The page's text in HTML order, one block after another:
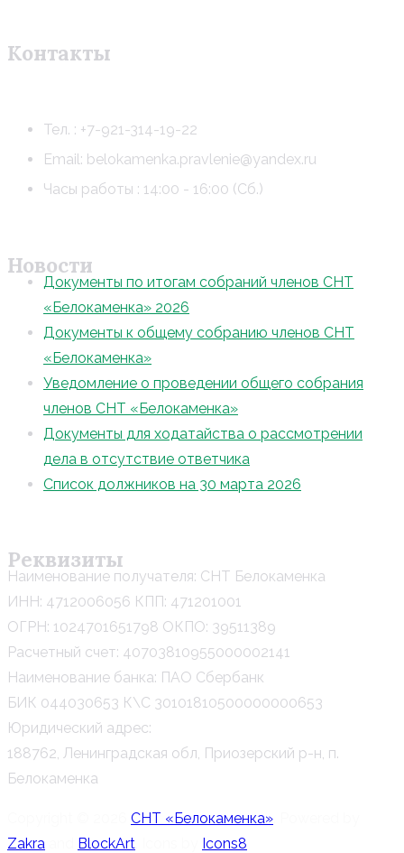
Контакты
Тел. : +7-921-314-19-22
Email: belokamenka.pravlenie@yandex.ru
Часы работы : 14:00 - 16:00 (Сб.)
Новости
Документы по итогам собраний членов СНТ
«Белокаменка» 2026
Документы к общему собранию членов СНТ
«Белокаменка»
Уведомление о проведении общего собрания
членов СНТ «Белокаменка»
Документы для ходатайства о рассмотрении
дела в отсутствие ответчика
Список должников на 30 марта 2026
Реквизиты
Наименование получателя: СНТ Белокаменка
ИНН: 4712006056 КПП: 471201001
ОГРН: 1024701651798 ОКПО: 39511389
Расчетный счет: 40703810955000002141
Наименование банка: ПАО Сбербанк
БИК 044030653 К\С 30101810500000000653
Юридический адрес:
188762, Ленинградская обл, Приозерский р-н, п.
Белокаменка
СНТ «Белокаменка»
Zakra
BlockArt Icons8